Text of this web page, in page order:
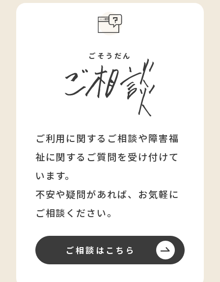
ごそうだん
ご利用に関するご相談や障害福
祉に関する ご質問を受け付けて
います。
不安や疑問があれば、 お気軽に
ご相談ください。
ご相談はこちら